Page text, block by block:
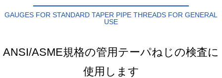
GAUGES FOR STANDARD TAPER PIPE THREADS FOR GENERAL
USE
ANSI/ASME規格の管用テーパねじの検査に
使用します